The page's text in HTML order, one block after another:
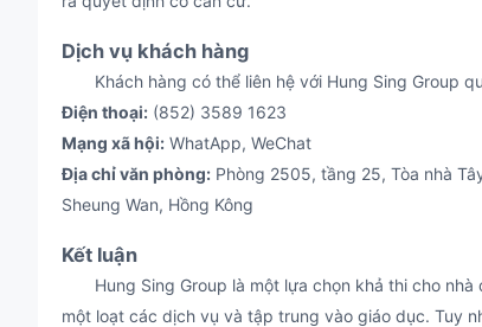
Dịch vụ khách hàng
Khách hàng có thể liên hệ với Hung Sing Group
Điện thoại: (852) 3589 1623
Mạng xã hội: WhatApp, WeChat
Địa chỉ văn phòng: Phòng 2505, tầng 25, Tòa nhà
Sheung Wan, Hồng Kông
Kết luận
Hung Sing Group là một lựa chọn khả thi cho nhà
một loạt các dịch vụ và tập trung vào giáo dục. Tuy